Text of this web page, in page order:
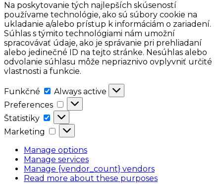
Na poskytovanie tých najlepších skúseností
používame technológie, ako sú súbory cookie na
ukladanie a/alebo prístup k informáciám o zariadení.
Súhlas s týmito technológiami nám umožní
spracovávať údaje, ako je správanie pri prehliadaní
alebo jedinečné ID na tejto stránke. Nesúhlas alebo
odvolanie súhlasu môže nepriaznivo ovplyvniť určité
vlastnosti a funkcie.
Funkčné Funkčné
Always active
Preferences
Preferences
Štatistiky
Štatistiky
Marketing
Marketing
Manage options
Manage services
Manage {vendor_count} vendors
Read more about these purposes